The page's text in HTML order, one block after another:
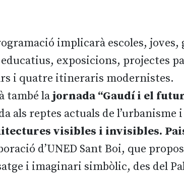
implicarà escoles,
exposicions, projectes
i quatre itineraris modernistes.
també lajornada “Gaudí i el
als reptes actuals de
visibles i invisibles.
d’UNED Sant Boi, que
i imaginari simbòlic, des del